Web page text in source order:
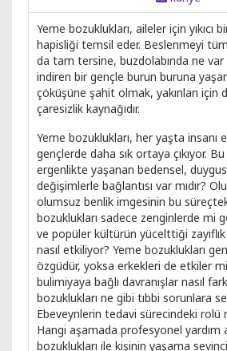
Yeme bozuklukları, aileler için yıkıcı
hapisliği temsil eder. Beslenmeyi
da tam tersine, buzdolabında ne
indiren bir gençle burun buruna
çöküşüne şahit olmak, yakınları için
çaresizlik kaynağıdır.
Yeme bozuklukları, her yaşta insanı
gençlerde daha sık ortaya çıkıyor.
ergenlikte yaşanan bedensel,
değişimlerle bağlantısı var mıdır?
olumsuz benlik imgesinin bu
bozuklukları sadece zenginlerde mi
ve popüler kültürün yücelttiği
nasıl etkiliyor? Yeme bozuklukları
özgüdür, yoksa erkekleri de etkiler
bulimiyaya bağlı davranışlar nasıl
bozuklukları ne gibi tıbbi sorunlara
Ebeveynlerin tedavi sürecindeki rolü
Hangi aşamada profesyonel yardım
bozuklukları ile kişinin yaşama